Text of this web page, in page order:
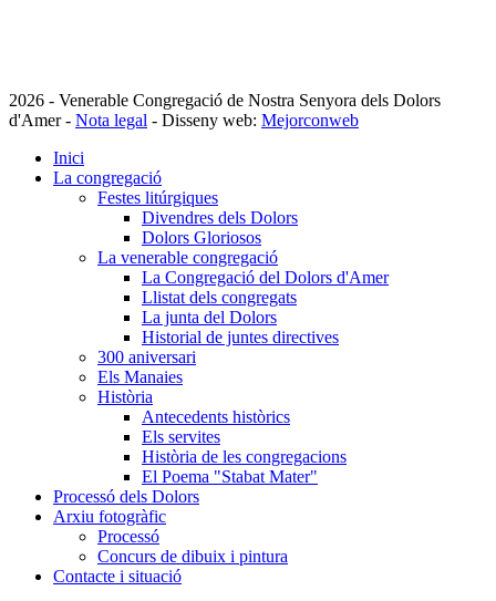
2026 - Venerable Congregació de Nostra Senyora dels Dolors
d'Amer - Nota legal - Disseny web: Mejorconweb
Inici
La congregació
Festes litúrgiques
Divendres dels Dolors
Dolors Gloriosos
La venerable congregació
La Congregació del Dolors d'Amer
Llistat dels congregats
La junta del Dolors
Historial de juntes directives
300 aniversari
Els Manaies
Història
Antecedents històrics
Els servites
Història de les congregacions
El Poema "Stabat Mater"
Processó dels Dolors
Arxiu fotogràfic
Processó
Concurs de dibuix i pintura
Contacte i situació